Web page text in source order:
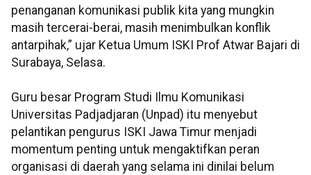
penanganan komunikasi publik kita yang mungkin
masih tercerai-berai, masih menimbulkan konflik
antarpihak,” ujar Ketua Umum ISKI Prof Atwar Bajari di
Surabaya, Selasa.
Guru besar Program Studi Ilmu Komunikasi
Universitas Padjadjaran (Unpad) itu menyebut
pelantikan pengurus ISKI Jawa Timur menjadi
momentum penting untuk mengaktifkan peran
organisasi di daerah yang selama ini dinilai belum